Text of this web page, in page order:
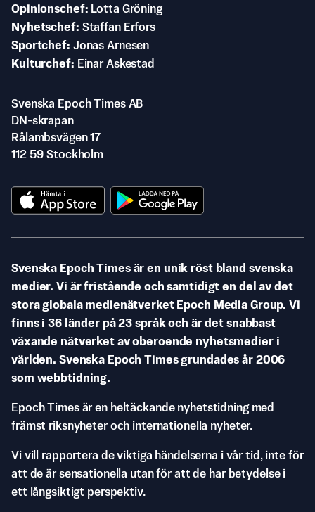
Opinionschef
Lotta Gröning
Nyhetschef Staffan Erfors
Sportchef Jonas Arnesen
Kulturchef
Einar Askestad
Svenska Epoch Times AB
DN-skrapan
Rålambsvägen 17
112 59 Stockholm
Svenska Epoch Times är en unik röst bland svenska
medier. Vi är fristående och samtidigt en del av det
stora globala medienätverket Epoch Media Group. Vi
finns i 36 länder på 23 språk och är det snabbast
växande nätverket av oberoende nyhetsmedier i
världen. Svenska Epoch Times grundades år 2006
som webbtidning.
Epoch Times är en heltäckande nyhetstidning med
främst riksnyheter och internationella nyheter.
Vi vill rapportera de viktiga händelserna i vår tid, inte för
att de är sensationella utan för att de har betydelse i
ett långsiktigt perspektiv.